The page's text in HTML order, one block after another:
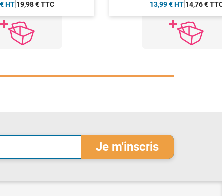
HT 19,98 € TTC 13,99 € HT 14,76 €